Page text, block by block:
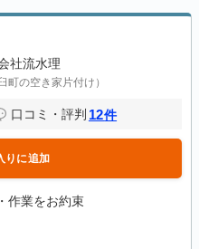
社流水理
町の空き家片付け）
口コミ・評判 12件
りに追加
作業をお約束